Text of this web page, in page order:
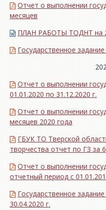
Отчет о выполнении
месяцев
ПЛАН РАБОТЫ ТОДНТ на
Государственное
Отчет о выполнении
01.01.2020 по 31.12.2020 г.
Отчет о выполнении
месяцев 2020 года
ГБУК ТО Тверской
творчества отчет по ГЗ за
Отчет о выполнении
отчетный период с
Государственное
30.04.2020 г.